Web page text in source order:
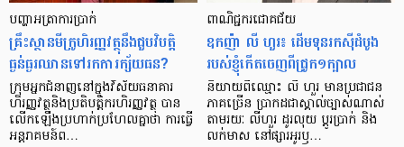
បញ្ហា​អត្រា​ការប្រាក់
គ្រឹះស្ថាន​មីក្រូ​ហិរញ្ញវត្ថុ​នឹង​ជួប​វិបត្តិ​
ធ្ងន់ធ្ងរ​ឈាន​ទៅ​រក​ការ​ក្ស័យធន?
ក្រុម​អ្នក​ជំនាញ​នៅ​ក្នុង​វិស័យ​ធនាគារ
ហិរញ្ញវត្ថុ​និង​ប្រតិបត្តិករ​ហិរញ្ញ​វត្ថុ បាន​​
លើក​ឡើង​ប្រហាក់​ប្រហែល​គ្នា​ថា ការ​ធ្វើ​
អន្តរាគមន៍​ព…
ពាណិជ្ជករជោគជ័យ
ឧកញ៉ា លី ហួរ៖ ដើមទុនរកស៊ីដំបូង
របស់ខ្ញុំកើតចេញពីជ្រូក១ក្បាល
និយាយ​ពី​ឈ្មោះ លី ហួរ មាន​ប្រជាជន​
ភាគ​ច្រើន ប្រាកដ​ជា​ស្គាល់​ច្បាស់​ណាស់
តាមរយៈ លីហួរ ដូរ​លុយ ប្តូរ​បា្រក់ និង​
លក់​មាស នៅ​ផ្សារ​អូរ​ឫ…